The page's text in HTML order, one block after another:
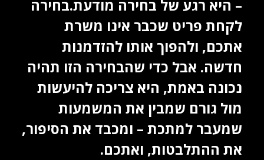
– היא רגע של בחירה מודעת.בחירה
לקחת פריט שכבר אינו משרת
אתכם, ולהפוך אותו להזדמנות
חדשה. אבל כדי שהבחירה הזו תהיה
נכונה באמת, היא צריכה להיעשות
מול גורם שמבין את המשמעות
שמעבר למתכת – ומכבד את הסיפור,
את ההתלבטות, ואתכם.